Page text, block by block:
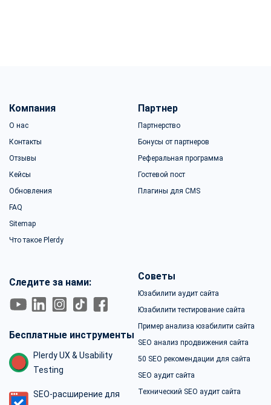
Компания
О нас
Контакты
Отзывы
Кейсы
Обновления
FAQ
Sitemap
Что такое Plerdy
Партнер
Партнерство
Бонусы от партнеров
Реферальная программа
Гостевой пост
Плагины для CMS
Следите за нами:
Бесплатные инструменты
Plerdy UX & Usability
Testing
SEO-расширение для
Советы
Юзабилити аудит сайта
Юзабилити тестирование сайта
Пример анализа юзабилити сайта
SEO анализ продвижения сайта
50 SEO рекомендации для сайта
SEO аудит сайта
Технический SEO аудит сайта